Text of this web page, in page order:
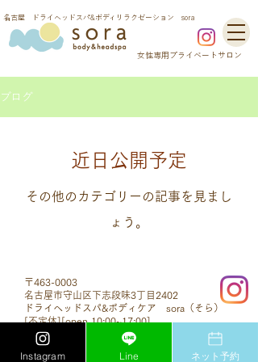
​名古屋 ドライヘッドスパ&ボディリラクゼーション sora
​女性専用プライベートサロン
ブログ
近日公開予定
その他のカテゴリーの記事を見まし
ょう。
〒463-0003
名古屋市守山区下志段味3丁目2402
ドライヘッドスパ&ボディケア sora（そら）
[不定休][open 10:00~17:00]
​<女性専用プライベートサロン>
<完全予約制>
Instagram Line ネット予約